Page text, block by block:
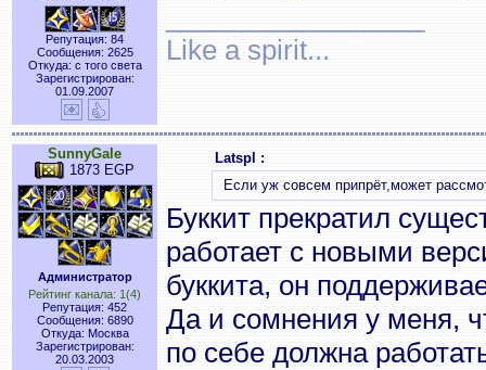
Репутация: 84
Сообщения: 2625
Откуда: с того света
Зарегистрирован:
01.09.2007
Like a spirit...
SunnyGale
1873 EGP
Администратор
Рейтинг канала: 1(4)
Репутация: 452
Сообщения: 6890
Откуда: Москва
Зарегистрирован:
20.03.2003
Latspl :
Если уж совсем припрёт,может
Буккит прекратил
работает с новыми
буккита, он
Да и сомнения у меня,
по себе должна